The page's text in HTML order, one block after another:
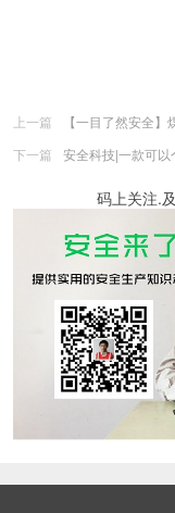
上一篇
【一目了然安全
下一篇
安全科技|一款可
码上关注.